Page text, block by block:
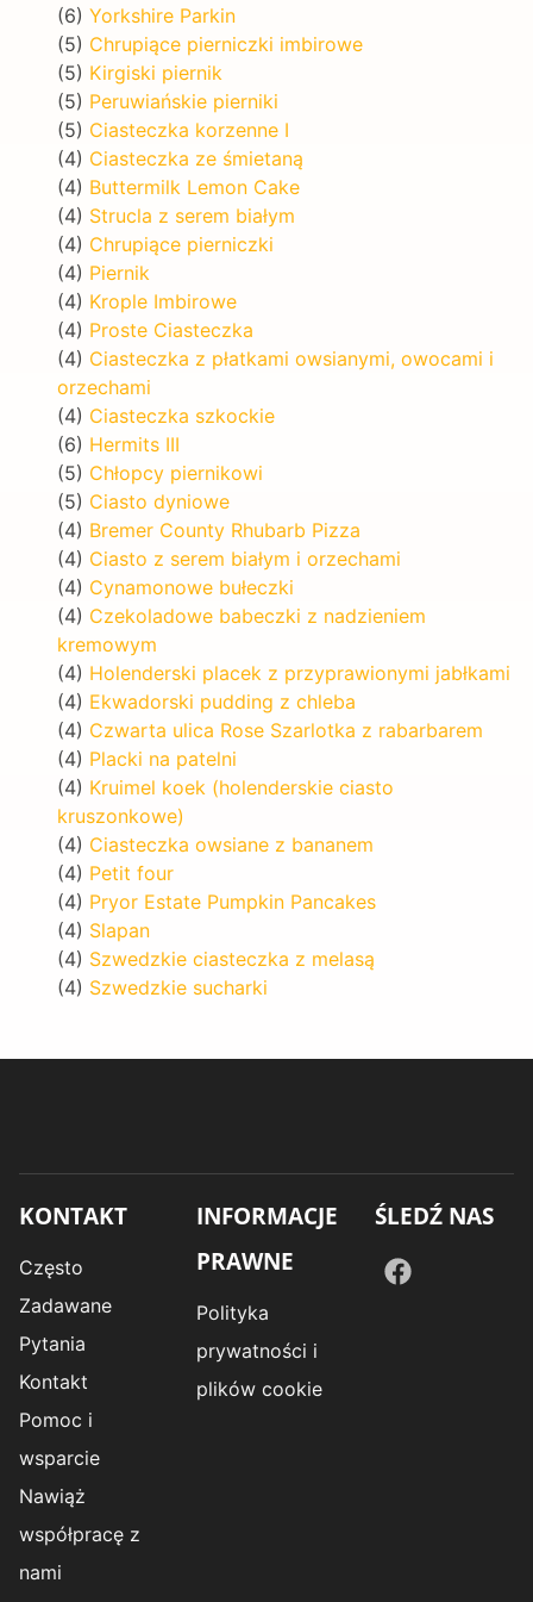
(6) Yorkshire Parkin
(5) Chrupiące pierniczki imbirowe
(5) Kirgiski piernik
(5) Peruwiańskie pierniki
(5) Ciasteczka korzenne I
(4) Ciasteczka ze śmietaną
(4) Buttermilk Lemon Cake
(4) Strucla z serem białym
(4) Chrupiące pierniczki
(4) Piernik
(4) Krople Imbirowe
(4) Proste Ciasteczka
(4) Ciasteczka z płatkami owsianymi, owocami i
orzechami
(4) Ciasteczka szkockie
(6) Hermits III
(5) Chłopcy piernikowi
(5) Ciasto dyniowe
(4) Bremer County Rhubarb Pizza
(4) Ciasto z serem białym i orzechami
(4) Cynamonowe bułeczki
(4) Czekoladowe babeczki z nadzieniem
kremowym
(4) Holenderski placek z przyprawionymi jabłkami
(4) Ekwadorski pudding z chleba
(4) Czwarta ulica Rose Szarlotka z rabarbarem
(4) Placki na patelni
(4) Kruimel koek (holenderskie ciasto
kruszonkowe)
(4) Ciasteczka owsiane z bananem
(4) Petit four
(4) Pryor Estate Pumpkin Pancakes
(4) Slapan
(4) Szwedzkie ciasteczka z melasą
(4) Szwedzkie sucharki
KONTAKT
Często
Zadawane
Pytania
Kontakt
Pomoc i
wsparcie
Nawiąż
współpracę z
nami
INFORMACJE
PRAWNE
Polityka
prywatności i
plików cookie
ŚLEDŹ NAS